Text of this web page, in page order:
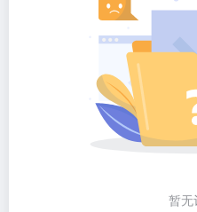
暂无